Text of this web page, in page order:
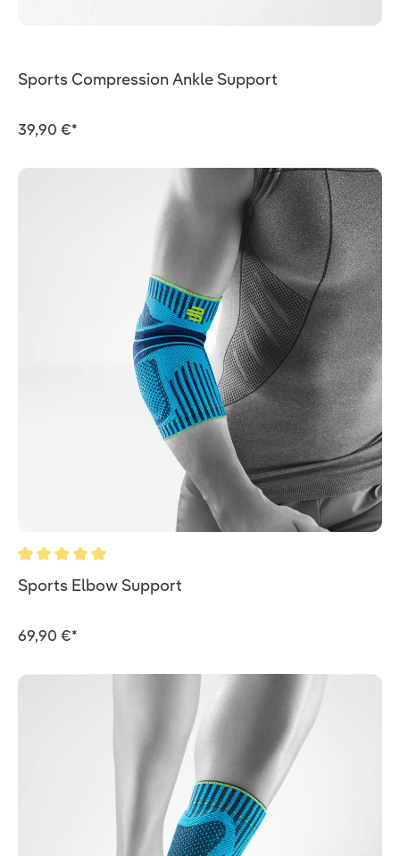
Sports Compression Ankle Support
39,90 €*
Durchschnittliche Bewertung von 5 von 5 Sternen
Sports Elbow Support
69,90 €*